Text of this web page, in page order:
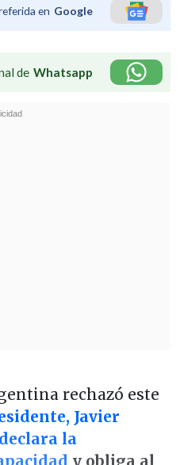
en Google
de Whatsapp
rechazó este
Javier
la
y obliga al